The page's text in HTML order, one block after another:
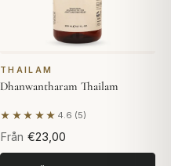
THAILAM
Dhanwantharam Thailam
★★★★★ 4.6 (5)
Baserat på 5 recensioner
Från €23,00